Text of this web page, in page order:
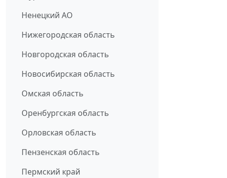
Ненецкий АО
Нижегородская область
Новгородская область
Новосибирская область
Омская область
Оренбургская область
Орловская область
Пензенская область
Пермский край